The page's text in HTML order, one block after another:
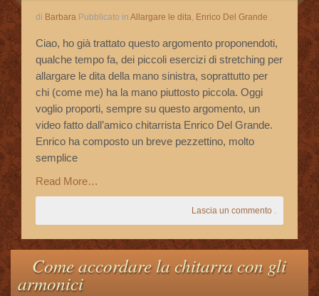
di Barbara Pubblicato in Allargare le dita, Enrico Del Grande .
Ciao, ho già trattato questo argomento proponendoti,
qualche tempo fa, dei piccoli esercizi di stretching per
allargare le dita della mano sinistra, soprattutto per
chi (come me) ha la mano piuttosto piccola. Oggi
voglio proporti, sempre su questo argomento, un
video fatto dall’amico chitarrista Enrico Del Grande.
Enrico ha composto un breve pezzettino, molto
semplice
Read More…
Lascia un commento .
Come accordare la chitarra con gli
armonici